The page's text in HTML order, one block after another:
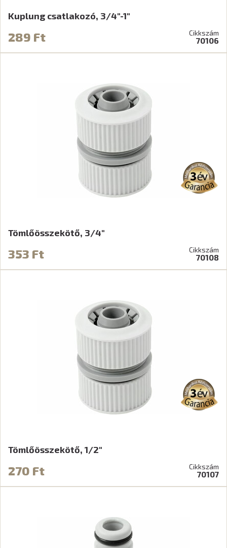
Kuplung csatlakozó, 3/4"-1"
289 Ft Cikkszám
70106
Tömlőösszekötő, 3/4"
353 Ft Cikkszám
70108
Tömlőösszekötő, 1/2"
270 Ft Cikkszám
70107